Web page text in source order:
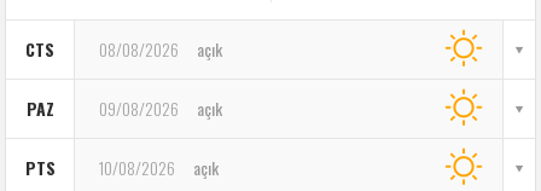
CTS 08/08/2026 açık
PAZ 09/08/2026 açık
PTS 10/08/2026 açık